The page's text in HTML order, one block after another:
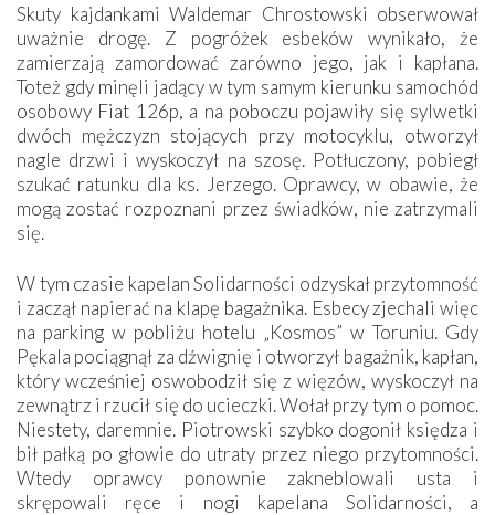
Skuty kajdankami Waldemar Chrostowski obserwował
uważnie drogę. Z pogróżek esbeków wynikało, że
zamierzają zamordować zarówno jego, jak i kapłana.
Toteż gdy minęli jadący w tym samym kierunku samochód
osobowy Fiat 126p, a na poboczu pojawiły się sylwetki
dwóch mężczyzn stojących przy motocyklu, otworzył
nagle drzwi i wyskoczył na szosę. Potłuczony, pobiegł
szukać ratunku dla ks. Jerzego. Oprawcy, w obawie, że
mogą zostać rozpoznani przez świadków, nie zatrzymali
się.
W tym czasie kapelan Solidarności odzyskał przytomność
i zaczął napierać na klapę bagażnika. Esbecy zjechali więc
na parking w pobliżu hotelu „Kosmos” w Toruniu. Gdy
Pękala pociągnął za dźwignię i otworzył bagażnik, kapłan,
który wcześniej oswobodził się z więzów, wyskoczył na
zewnątrz i rzucił się do ucieczki. Wołał przy tym o pomoc.
Niestety, daremnie. Piotrowski szybko dogonił księdza i
bił pałką po głowie do utraty przez niego przytomności.
Wtedy oprawcy ponownie zakneblowali usta i
skrępowali ręce i nogi kapelana Solidarności, a